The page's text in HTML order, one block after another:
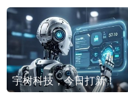
宇树科技，今日打新！